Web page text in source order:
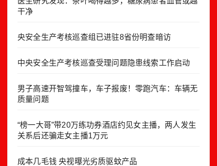
干净
央安全生产考核巡查组已进驻8省份明查暗访
中央安全生产考核巡查受理问题隐患线索工作启动
男子高速开智驾撞车，车子报废！零跑汽车：车辆无
质量问题
“榜一大哥”带20万练功券酒店约见女主播，两人发生
关系后还骗走女主播1万元
成本几毛钱 央视曝光劣质驱蚊产品